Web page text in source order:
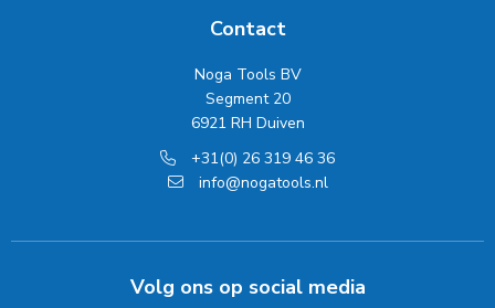
Contact
Noga Tools BV
Segment 20
6921 RH Duiven
+31(0) 26 319 46 36
info@nogatools.nl
Volg ons op social media